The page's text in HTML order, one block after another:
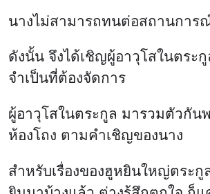
นางไม่สามารถทนต่อสถานการ
ดังนั้น จึงได้เชิญผู้อาวุโสในตระกู
จำเป็นที่ต้องจัดการ
ผู้อาวุโสในตระกูล มารวมตัวกัน
ห้องโถง ตามคำเชิญของนาง
สำหรับเรื่องของฮูหยินใหญ่ตระ